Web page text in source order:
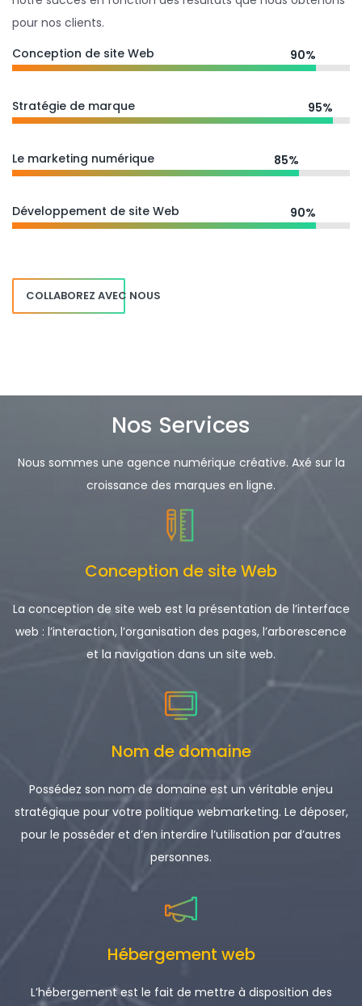
pour nos clients.
Conception de site Web
90%
Stratégie de marque 95%
Le marketing numérique 85%
Développement de site Web 90%
COLLABOREZ AVEC NOUS
Nos Services
Nous sommes une agence numérique créative. Axé sur la
croissance des marques en ligne.
Conception de site Web
La conception de site web est la présentation de l’interface
web : l’interaction, l’organisation des pages, l’arborescence
et la navigation dans un site web.
Nom de domaine
Possédez son nom de domaine est un véritable enjeu
stratégique pour votre politique webmarketing. Le déposer,
pour le posséder et d’en interdire l’utilisation par d’autres
personnes.
Hébergement web
L’hébergement est le fait de mettre à disposition des